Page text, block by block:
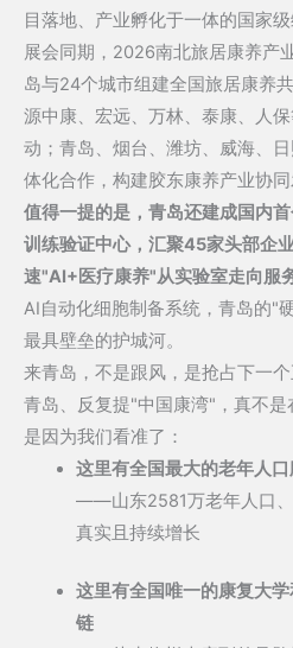
目落地、产业孵化于一体的国家级
展会同期，2026南北旅居康养产
岛与24个城市组建全国旅居康养
源中康、宏远、万林、泰康、人
动；青岛、烟台、潍坊、威海、
体化合作，构建胶东康养产业协同
值得一提的是，青岛还建成国内
训练验证中心，汇聚45家头部企
速"AI+医疗康养"从实验室走向服
AI自动化细胞制备系统，青岛的"
最具壁垒的护城河。
来青岛，不是跟风，是抢占下一
青岛、反复提"中国康湾"，真不是
是因为我们看准了：
这里有全国最大的老年人
——山东2581万老年人口
真实且持续增长
这里有全国唯一的康复大
链